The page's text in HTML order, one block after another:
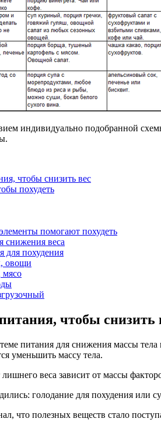
индивидуально подобранной
чтобы снизить вес
похудеть
помогают похудеть
снижения веса
для похудения
овощи
мясо
чтобы снизить
питания для снижения массы
уменьшить массу тела.
веса зависит от массы
голодание для похудения или
что полезных веществ стало